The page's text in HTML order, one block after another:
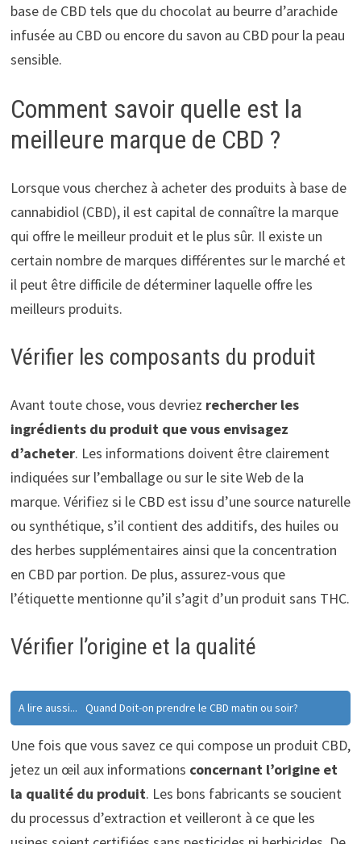
base de CBD tels que du chocolat au beurre d’arachide
infusée au CBD ou encore du savon au CBD pour la peau
sensible.
Comment savoir quelle est la
meilleure marque de CBD ?
Lorsque vous cherchez à acheter des produits à base de
cannabidiol (CBD), il est capital de connaître la marque
qui offre le meilleur produit et le plus sûr. Il existe un
certain nombre de marques différentes sur le marché et
il peut être difficile de déterminer laquelle offre les
meilleurs produits.
Vérifier les composants du produit
Avant toute chose, vous devriez rechercher les
ingrédients du produit que vous envisagez
d’acheter. Les informations doivent être clairement
indiquées sur l’emballage ou sur le site Web de la
marque. Vérifiez si le CBD est issu d’une source naturelle
ou synthétique, s’il contient des additifs, des huiles ou
des herbes supplémentaires ainsi que la concentration
en CBD par portion. De plus, assurez-vous que
l’étiquette mentionne qu’il s’agit d’un produit sans THC.
Vérifier l’origine et la qualité
A lire aussi... Quand Doit-on prendre le CBD matin ou soir?
Une fois que vous savez ce qui compose un produit CBD,
jetez un œil aux informations concernant l’origine et
la qualité du produit. Les bons fabricants se soucient
du processus d’extraction et veilleront à ce que les